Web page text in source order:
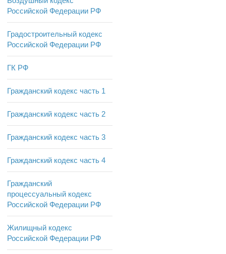
Российской Федерации РФ
Градостроительный кодекс
Российской Федерации РФ
ГК РФ
Гражданский кодекс часть 1
Гражданский кодекс часть 2
Гражданский кодекс часть 3
Гражданский кодекс часть 4
Гражданский
процессуальный кодекс
Российской Федерации РФ
Жилищный кодекс
Российской Федерации РФ